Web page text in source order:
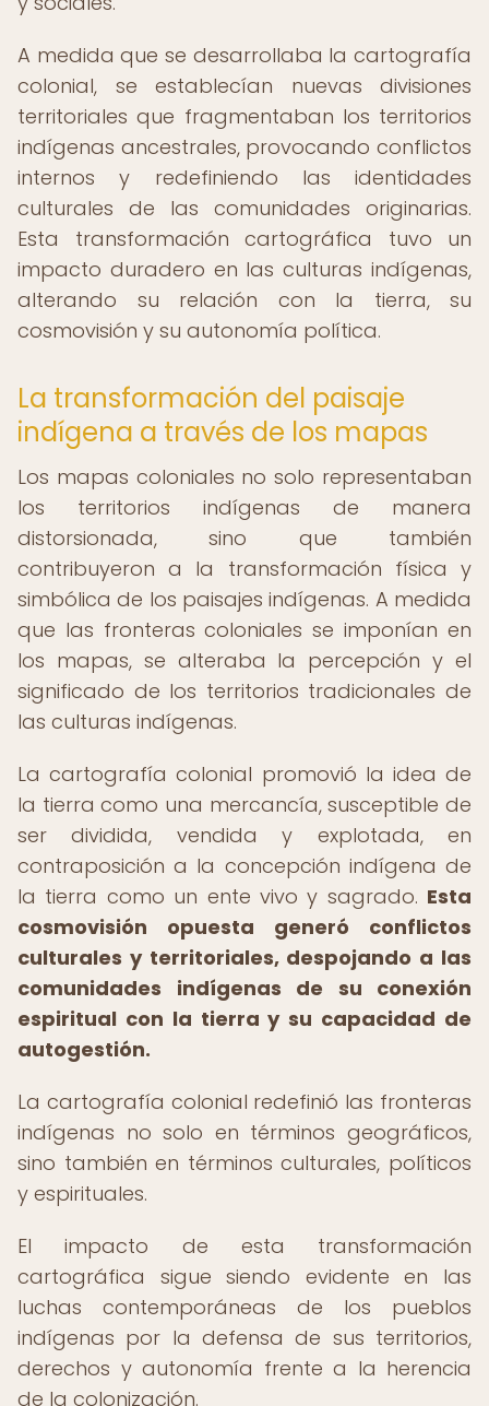
A medida que se desarrollaba la cartografía
colonial, se establecían nuevas divisiones
territoriales que fragmentaban los territorios
indígenas ancestrales, provocando conflictos
internos y redefiniendo las identidades
culturales de las comunidades originarias.
Esta transformación cartográfica tuvo un
impacto duradero en las culturas indígenas,
alterando su relación con la tierra, su
cosmovisión y su autonomía política.
La transformación del paisaje
indígena a través de los mapas
Los mapas coloniales no solo representaban
los territorios indígenas de manera
distorsionada, sino que también
contribuyeron a la transformación física y
simbólica de los paisajes indígenas. A medida
que las fronteras coloniales se imponían en
los mapas, se alteraba la percepción y el
significado de los territorios tradicionales de
las culturas indígenas.
La cartografía colonial promovió la idea de
la tierra como una mercancía, susceptible de
ser dividida, vendida y explotada, en
contraposición a la concepción indígena de
la tierra como un ente vivo y sagrado. Esta
cosmovisión opuesta generó conflictos
culturales y territoriales, despojando a las
comunidades indígenas de su conexión
espiritual con la tierra y su capacidad de
autogestión.
La cartografía colonial redefinió las fronteras
indígenas no solo en términos geográficos,
sino también en términos culturales, políticos
y espirituales.
El impacto de esta transformación
cartográfica sigue siendo evidente en las
luchas contemporáneas de los pueblos
indígenas por la defensa de sus territorios,
derechos y autonomía frente a la herencia
de la colonización.